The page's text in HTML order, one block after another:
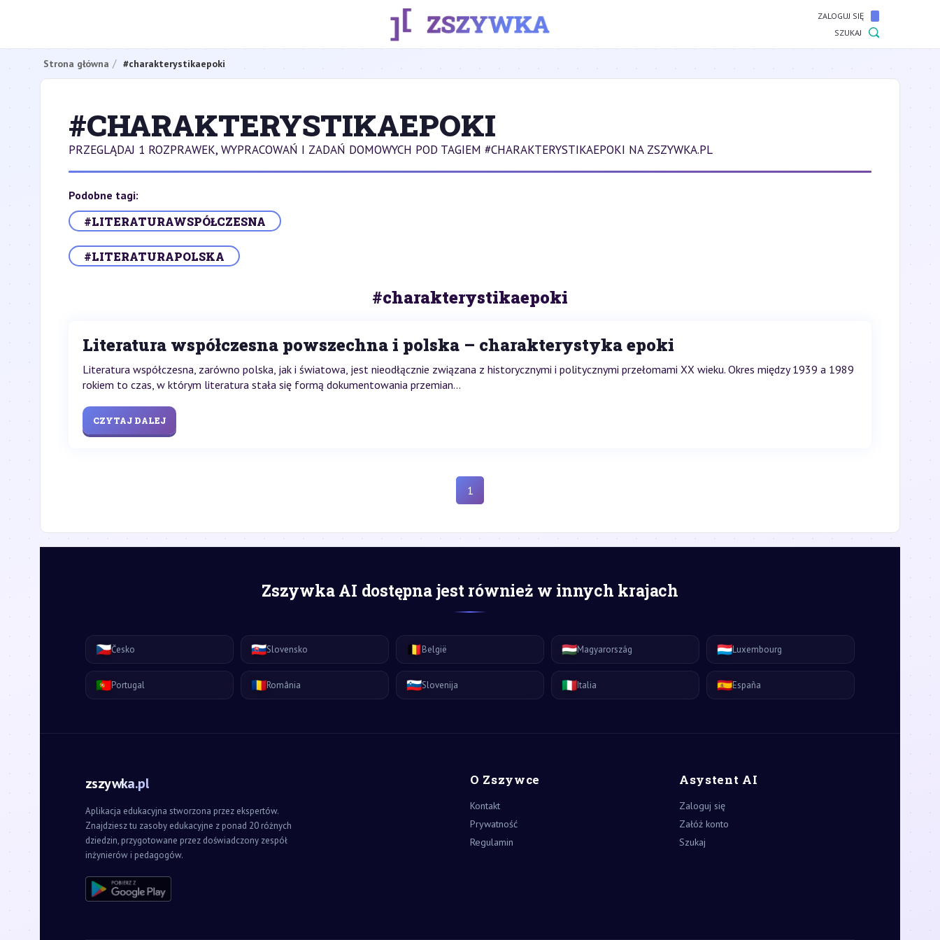
ZALOGUJ SIĘ
SZUKAJ
Strona główna #charakterystikaepoki
#CHARAKTERYSTIKAEPOKI
PRZEGLĄDAJ 1 ROZPRAWEK, WYPRACOWAŃ I ZADAŃ DOMOWYCH POD TAGIEM #CHARAKTERYSTIKAEPOKI NA ZSZYWKA.PL
Podobne tagi:
#LITERATURAWSPÓŁCZESNA
#LITERATURAPOLSKA
#charakterystikaepoki
Literatura współczesna powszechna i polska – charakterystyka epoki
Literatura współczesna, zarówno polska, jak i światowa, jest nieodłącznie związana z historycznymi i politycznymi przełomami XX wieku. Okres między 1939 a 1989
rokiem to czas, w którym literatura stała się formą dokumentowania przemian...
CZYTAJ DALEJ
1
Zszywka AI dostępna jest również w innych krajach
🇨🇿Česko 🇸🇰Slovensko 🇧🇪België 🇭🇺Magyarország 🇱🇺Luxembourg
🇵🇹Portugal 🇷🇴România 🇸🇮Slovenija 🇮🇹Italia 🇪🇸España
zszywka.pl
Aplikacja edukacyjna stworzona przez ekspertów.
Znajdziesz tu zasoby edukacyjne z ponad 20 różnych
dziedzin, przygotowane przez doświadczony zespół
inżynierów i pedagogów.
O Zszywce
Kontakt
Prywatność
Regulamin
Asystent AI
Zaloguj się
Załóż konto
Szukaj